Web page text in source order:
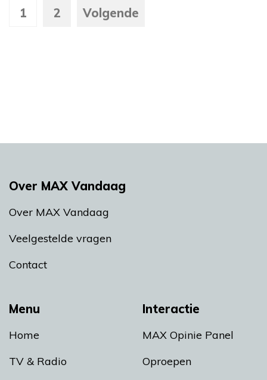
1 2 Volgende
Menu
Home
TV & Radio
Interactie
MAX Opinie Panel
Oproepen
Over MAX Vandaag
Over MAX Vandaag
Veelgestelde vragen
Contact